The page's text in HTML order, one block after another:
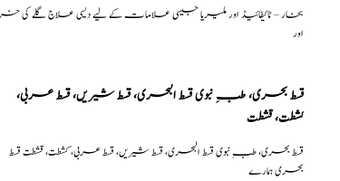
بخار – ٹائیفائیڈ اور ملیریا جیسی علامات کے لیے دیسی علاج گلے کی
اور
قسط بحری، طبِ نبوی قسط البحری، قسط شیریں، قسط عربی،
كشطت، قشطت
بحری ہمارے